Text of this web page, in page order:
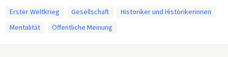
Erster Weltkrieg
Gesellschaft
Historiker und Historikerinnen
Mentalität
Öffentliche Meinung